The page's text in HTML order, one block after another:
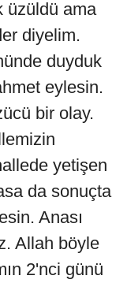
üzüldü ama
diyelim.
duyduk
eylesin.
bir olay.
yetişen
da sonuçta
Anası
Allah böyle
2'nci günü